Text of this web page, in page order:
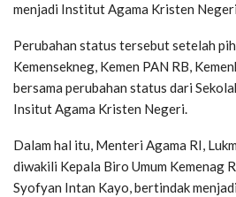
menjadi Institut Agama Kristen
Perubahan status tersebut setelah
Kemensekneg, Kemen PAN RB,
bersama perubahan status dari
Insitut Agama Kristen Negeri.
Dalam hal itu, Menteri Agama RI,
diwakili Kepala Biro Umum Kemenag
Syofyan Intan Kayo, bertindak